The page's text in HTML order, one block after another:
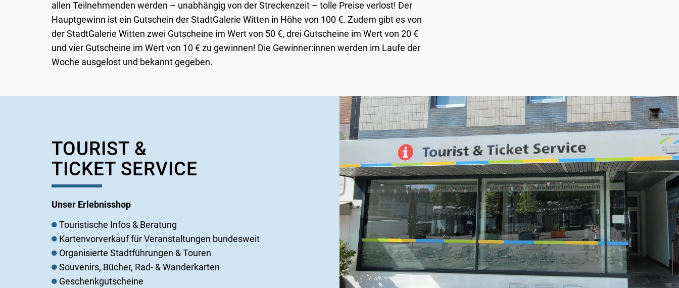
allen Teilnehmenden werden – unabhängig von der Streckenzeit – tolle Preise verlost! Der
Hauptgewinn ist ein Gutschein der StadtGalerie Witten in Höhe von 100 €. Zudem gibt es von
der StadtGalerie Witten zwei Gutscheine im Wert von 50 €, drei Gutscheine im Wert von 20 €
und vier Gutscheine im Wert von 10 € zu gewinnen! Die Gewinner:innen werden im Laufe der
Woche ausgelost und bekannt gegeben.
TOURIST &
TICKET SERVICE
Unser Erlebnisshop
Touristische Infos & Beratung
Kartenvorverkauf für Veranstaltungen bundesweit
Organisierte Stadtführungen & Touren
Souvenirs, Bücher, Rad- & Wanderkarten
Geschenkgutscheine